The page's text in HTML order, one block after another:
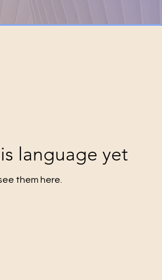
language yet
them here.